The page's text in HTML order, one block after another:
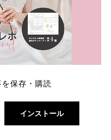
保存・購読
インストール